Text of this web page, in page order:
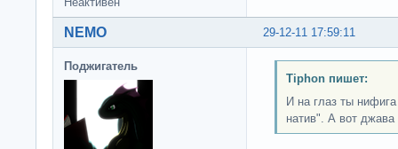
29-12-11 17:59:11
NEMO
Поджигатель
Tiphon пишет:
И на глаз ты
натив". А вот джава